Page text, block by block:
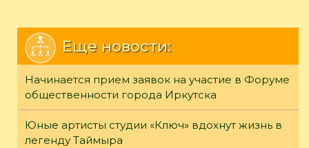
Еще новости:
Начинается прием заявок на участие в Форуме
общественности города Иркутска
Юные артисты студии «Ключ» вдохнут жизнь в
легенду Таймыра